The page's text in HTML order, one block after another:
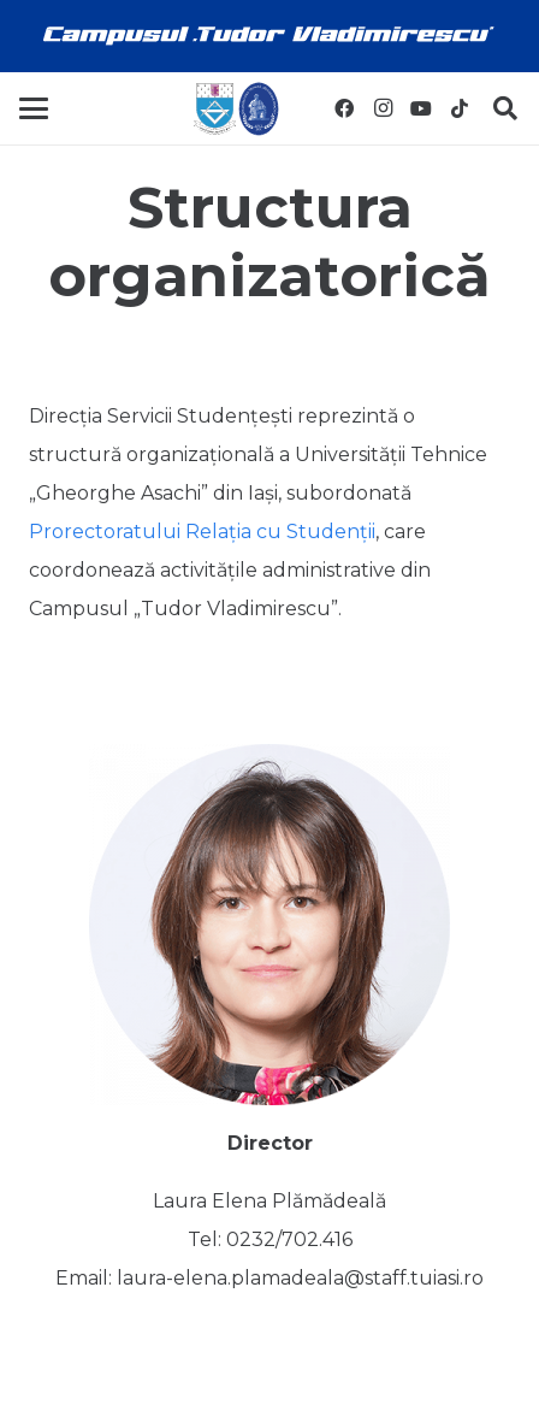
Structura
organizatorică
Direcţia Servicii Studenţeşti reprezintă o
structură organizaţională a Universității Tehnice
„Gheorghe Asachi” din Iași, subordonată
Prorectoratului Relația cu Studenții, care
coordonează activităţile administrative din
Campusul „Tudor Vladimirescu”.
Director
Laura Elena Plămădeală
Tel: 0232/702.416
Email: laura-elena.plamadeala@staff.tuiasi.ro